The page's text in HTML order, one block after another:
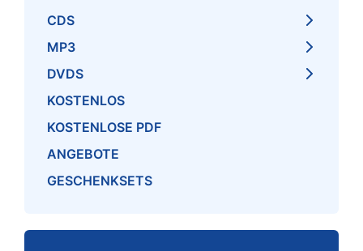
CDS
MP3
DVDS
KOSTENLOS
KOSTENLOSE PDF
ANGEBOTE
GESCHENKSETS